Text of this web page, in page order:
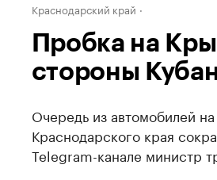
Краснодарский край
Пробка на
стороны
Очередь из автомобилей
Краснодарского края
Telegram-канале министр